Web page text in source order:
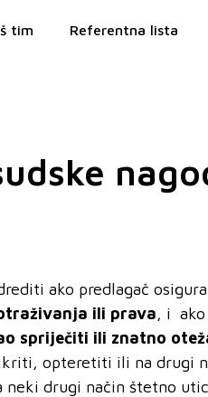
tim Referentna lista
ako predlagač
živanja ili prava, i ako
spriječiti ili znatno ote
opteretiti ili na drugi
drugi način štetno